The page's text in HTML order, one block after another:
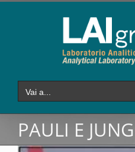
Vai a...
PAULI E JUNG